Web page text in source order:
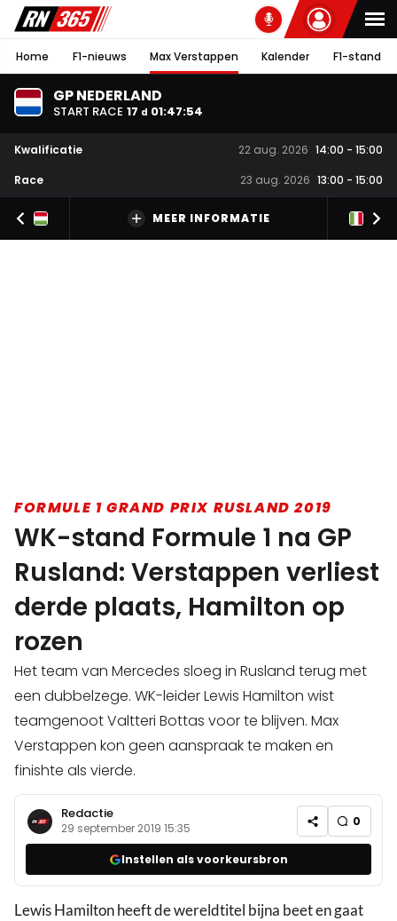
Home F1-nieuws Max Verstappen Kalender F1-stand
GP NEDERLAND
START RACE 17 d 01:47:53
Kwalificatie 22 aug. 2026 14:00 - 15:00
Race
23 aug. 2026 13:00 - 15:00
MEER INFORMATIE
FORMULE 1 GRAND PRIX RUSLAND 2019
WK-stand Formule 1 na GP
Rusland: Verstappen verliest
derde plaats, Hamilton op
rozen
Het team van Mercedes sloeg in Rusland terug met
een dubbelzege. WK-leider Lewis Hamilton wist
teamgenoot Valtteri Bottas voor te blijven. Max
Verstappen kon geen aanspraak te maken en
finishte als vierde.
Redactie
29 september 2019 15:35 0
Instellen als voorkeursbron
Lewis Hamilton heeft de wereldtitel bijna beet en gaat